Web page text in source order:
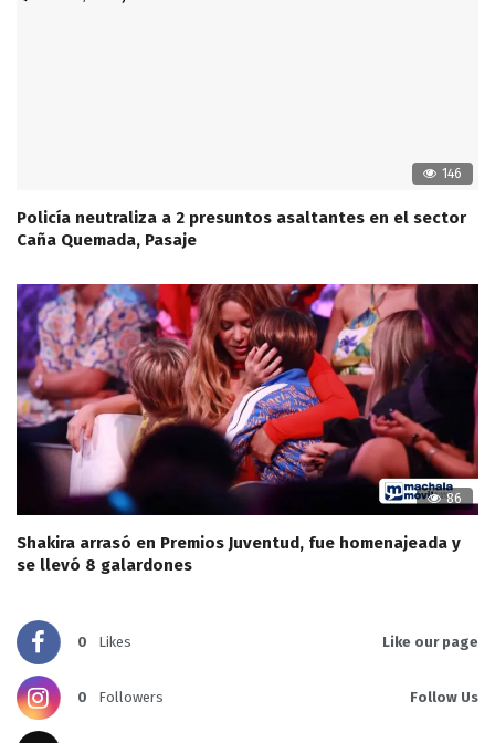
146
Policía neutraliza a 2 presuntos asaltantes en el sector
Caña Quemada, Pasaje
86
Shakira arrasó en Premios Juventud, fue homenajeada y
se llevó 8 galardones
0 Likes Like our page
0 Followers Follow Us